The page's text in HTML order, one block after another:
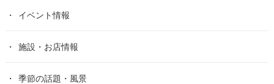
イベント情報
施設・お店情報
季節の話題・風景